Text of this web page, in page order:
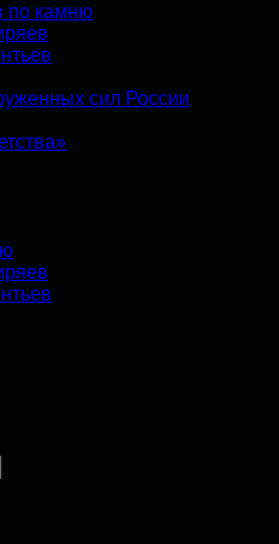
по камню
сил России